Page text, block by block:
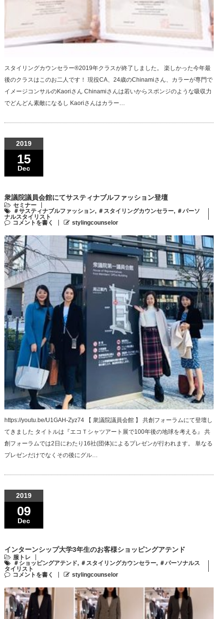
スタイリングカウンセラー®︎2019年クラスが終了しました。 楽しかった今年最
後のクラスはこのお二人です！ 現役CA、24歳のChinamiさん、カラーが専門で
イメージコンサルのKaoriさん Chinamiさんは若いからスポンジのような吸収力
でどんどん素敵になるし Kaoriさんはカラー…
2019
15
Dec
衆議院議員会館にてサスティナブルファッション登壇
セミナー
＃サスティナブルファッション, ＃スタイリングカウンセラー, ＃パーソ
ナルスタイリスト
コメントを書く
stylingcounselor
https://youtu.be/U1GAH-Zyz74 【 衆議院議員会館 】 共創フォーラムにて登壇し
てきました タイトルは『エコＴシャツアート展で100年後の地球を考える』 共
創フォーラムでは2日にわたり16社(団体)によるプレゼンが行われます。 単なる
プレゼンだけでなくその後にグル…
2019
09
Dec
インターンシップ大学3年生のお客様ショッピングアテンド
服トレ
＃ショッピングアテンド, ＃スタイリングカウンセラー, ＃パーソナルス
タイリスト
コメントを書く
stylingcounselor